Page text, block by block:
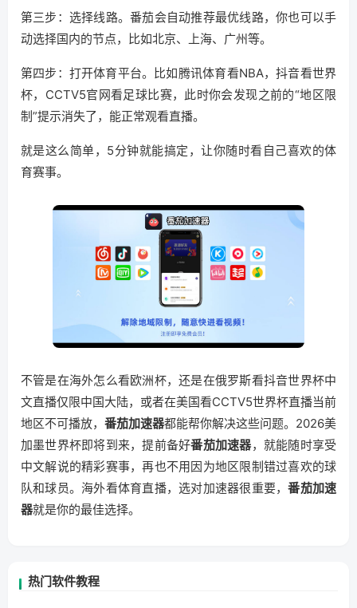
第三步：选择线路。番茄会自动推荐最优线路，你也可以手
动选择国内的节点，比如北京、上海、广州等。
第四步：打开体育平台。比如腾讯体育看NBA，抖音看世界
杯，CCTV5官网看足球比赛，此时你会发现之前的“地区限
制”提示消失了，能正常观看直播。
就是这么简单，5分钟就能搞定，让你随时看自己喜欢的体
育赛事。
不管是在海外怎么看欧洲杯，还是在俄罗斯看抖音世界杯中
文直播仅限中国大陆，或者在美国看CCTV5世界杯直播当前
地区不可播放， 番茄加速器都能帮你解决这些问题。2026美
加墨世界杯即将到来，提前备好番茄加速器，就能随时享受
中文解说的精彩赛事，再也不用因为地区限制错过喜欢的球
队和球员。海外看体育直播，选对加速器很重要，番茄加速
器就是你的最佳选择。
热门软件教程